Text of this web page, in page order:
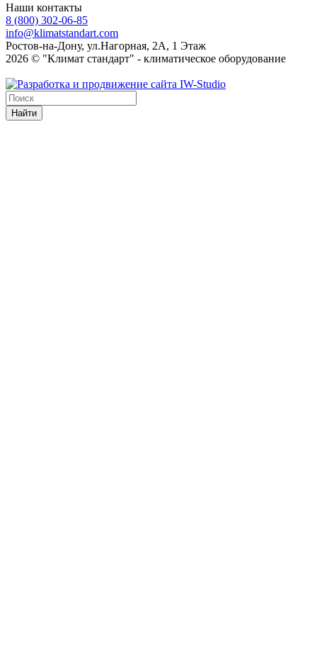
Наши контакты
8 (800) 302-06-85
info@klimatstandart.com
Ростов-на-Дону, ул.Нагорная, 2А, 1 Этаж
2026 © "Климат стандарт" - климатическое оборудование
Найти